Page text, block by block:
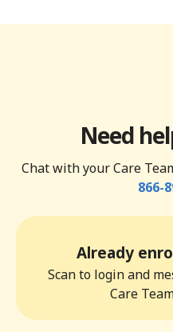
Need
Chat with your Care
866-
Already
Scan to login and
Care